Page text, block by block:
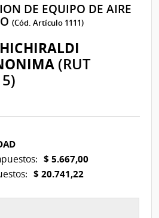
DE EQUIPO DE AIRE
(Cód. Artículo 1111)
(RUT
$ 5.667,00
$ 20.741,22